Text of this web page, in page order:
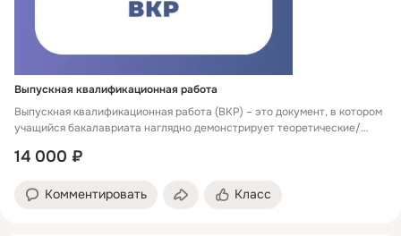
Выпускная квалификационная работа
Выпускная квалификационная работа (ВКР) – это документ, в котором
учащийся бакалавриата наглядно демонстрирует теоретические/
образовательной программы по специальности. Чтобы сэкономить
предлагаем купить выпускную квалификационную работу у
14 000 ₽
Комментировать Класс